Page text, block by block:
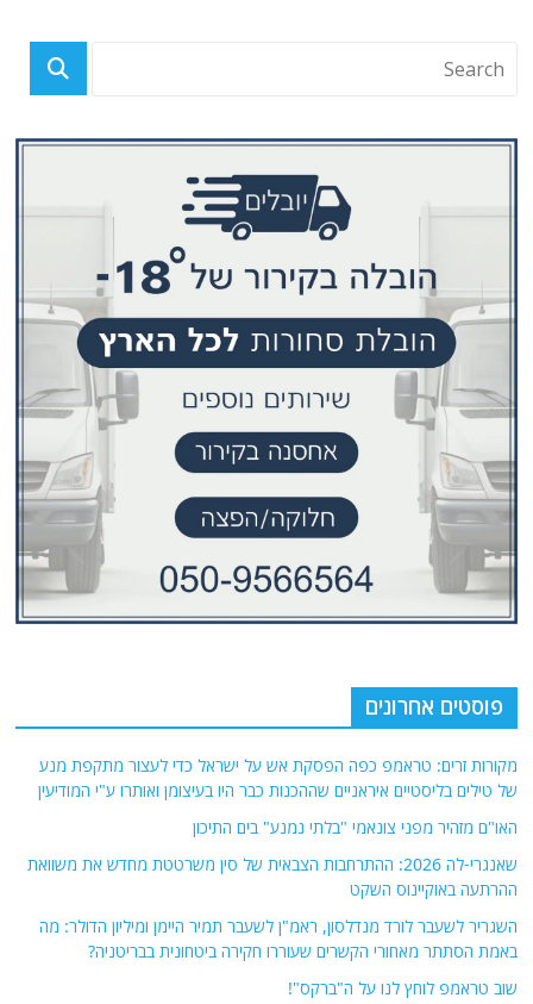
פוסטים אחרונים
מקורות זרים: טראמפ כפה הפסקת אש על ישראל כדי לעצור מתקפת מנע
של טילים בליסטיים איראניים שההכנות כבר היו בעיצומן ואותרו ע"י המודיעין
האו"ם מזהיר מפני צונאמי "בלתי נמנע" בים התיכון
שאנגרי-לה 2026: ההתרחבות הצבאית של סין משרטטת מחדש את משוואת
ההרתעה באוקיינוס ​​השקט
השגריר לשעבר לורד מנדלסון, ראמ"ן לשעבר תמיר היימן ומיליון הדולר: מה
באמת הסתתר מאחורי הקשרים שעוררו חקירה ביטחונית בבריטניה?
שוב טראמפ לוחץ לנו על ה"ברקס"!